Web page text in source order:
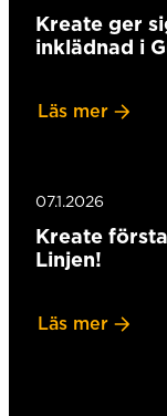
Kreate ger
inklädnad i
Läs mer
07.1.2026
Kreate
Linjen!
Läs mer